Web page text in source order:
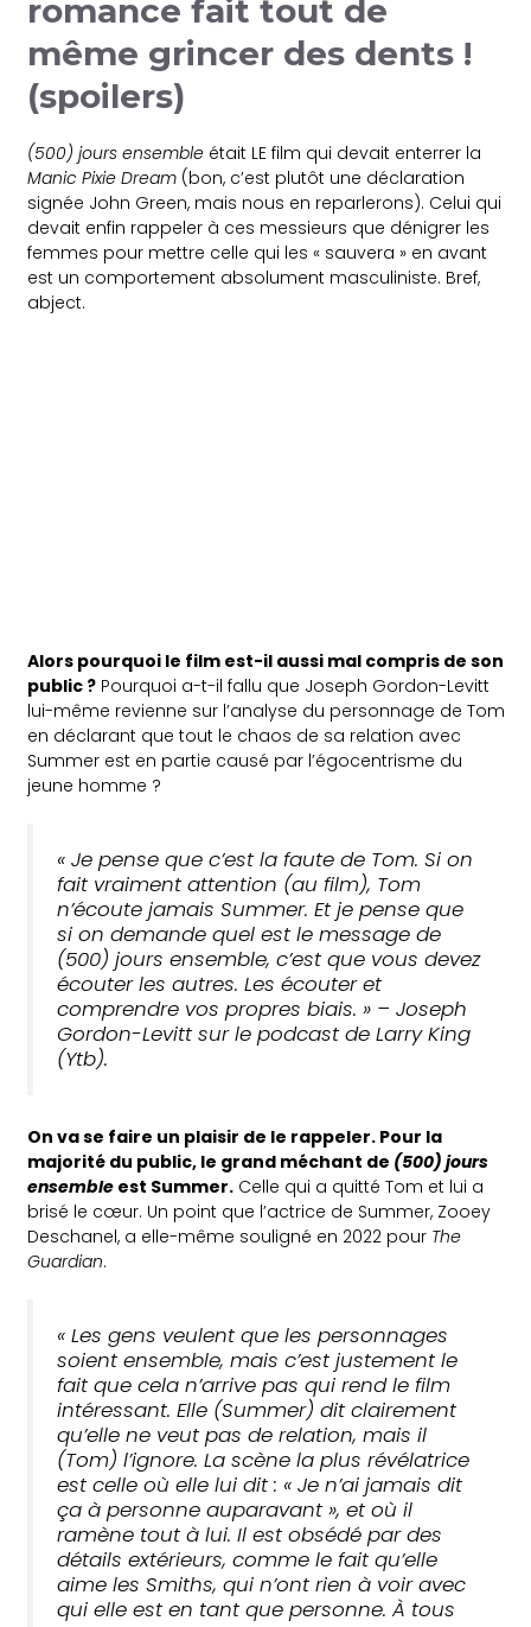
romance fait tout de
même grincer des dents !
(spoilers)
(500) jours ensemble était LE film qui devait enterrer la
Manic Pixie Dream (bon, c’est plutôt une déclaration
signée John Green, mais nous en reparlerons). Celui qui
devait enfin rappeler à ces messieurs que dénigrer les
femmes pour mettre celle qui les « sauvera » en avant
est un comportement absolument masculiniste. Bref,
abject.
Alors pourquoi le film est-il aussi mal compris de son
public ? Pourquoi a-t-il fallu que Joseph Gordon-Levitt
lui-même revienne sur l’analyse du personnage de Tom
en déclarant que tout le chaos de sa relation avec
Summer est en partie causé par l’égocentrisme du
jeune homme ?
« Je pense que c’est la faute de Tom. Si on
fait vraiment attention (au film), Tom
n’écoute jamais Summer. Et je pense que
si on demande quel est le message de
(500) jours ensemble, c’est que vous devez
écouter les autres. Les écouter et
comprendre vos propres biais. » – Joseph
Gordon-Levitt sur le podcast de Larry King
(Ytb).
On va se faire un plaisir de le rappeler. Pour la
majorité du public, le grand méchant de (500) jours
ensemble est Summer. Celle qui a quitté Tom et lui a
brisé le cœur. Un point que l’actrice de Summer, Zooey
Deschanel, a elle-même souligné en 2022 pour The
Guardian.
« Les gens veulent que les personnages
soient ensemble, mais c’est justement le
fait que cela n’arrive pas qui rend le film
intéressant. Elle (Summer) dit clairement
qu’elle ne veut pas de relation, mais il
(Tom) l’ignore. La scène la plus révélatrice
est celle où elle lui dit : « Je n’ai jamais dit
ça à personne auparavant », et où il
ramène tout à lui. Il est obsédé par des
détails extérieurs, comme le fait qu’elle
aime les Smiths, qui n’ont rien à voir avec
qui elle est en tant que personne. À tous